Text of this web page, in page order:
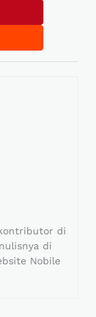
di
di
Nobile